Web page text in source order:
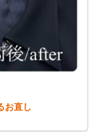
お直し